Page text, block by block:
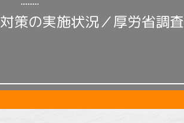
策の実施状況／厚労省調査